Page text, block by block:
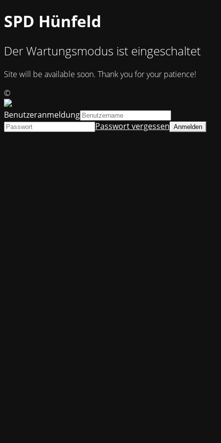
SPD Hünfeld
Der Wartungsmodus ist eingeschaltet
Site will be available soon. Thank you for your patience!
©
Benutzeranmeldung
Passwort vergessen